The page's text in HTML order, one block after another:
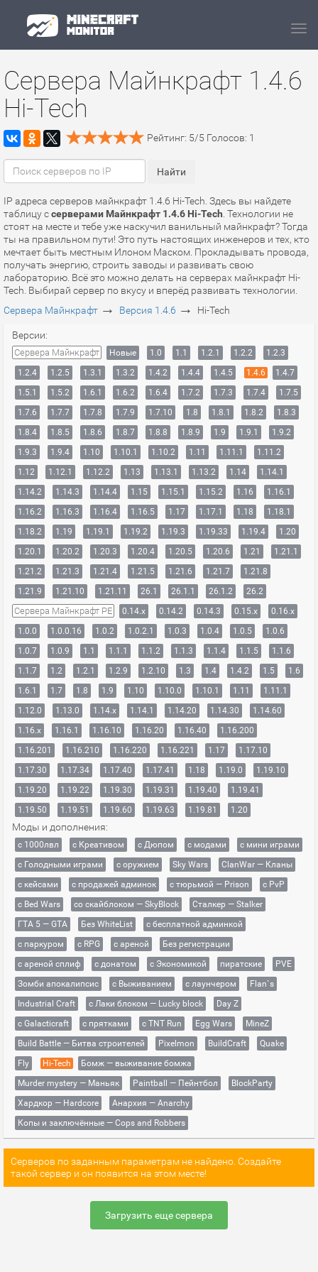
Сервера Майнкрафт 1.4.6
Hi-Tech
Рейтинг: 5/5 Голосов: 1
IP адреса серверов майнкрафт 1.4.6 Hi-Tech. Здесь вы найдете
таблицу ссерверами Майнкрафт 1.4.6 Hi-Tech . Технологии не
стоят на месте и тебе уже наскучил ванильный майнкрафт? Тогда
ты на правильном пути! Это путь настоящих инженеров и тех, кто
мечтает быть местным Илоном Маском. Прокладывать провода,
получать энергию, строить заводы и развивать свою
лабораторию. Всё это можно делать на серверах майнкрафт Hi-
Tech. Выбирай сервер по вкусу и вперёд развивать технологии.
Сервера Майнкрафт → Версия 1.4.6 → Hi-Tech
Версии:
Сервера Майнкрафт Новые 1.0 1.1 1.2.1 1.2.2
1.2.3
1.2.4
1.2.5 1.3.1 1.3.2 1.4.2 1.4.4 1.4.5 1.4.6
1.4.7
1.5.1
1.5.2 1.6.1 1.6.2 1.6.4 1.7.2 1.7.3 1.7.4
1.7.5
1.7.6
1.7.7 1.7.8 1.7.9 1.7.10 1.8 1.8.1 1.8.2
1.8.3
1.8.4
1.8.5 1.8.6 1.8.7 1.8.8 1.8.9 1.9 1.9.1
1.9.2
1.9.3
1.9.4 1.10 1.10.1 1.10.2 1.11 1.11.1
1.11.2
1.12
1.12.1 1.12.2 1.13 1.13.1 1.13.2 1.14
1.14.1
1.14.2
1.14.3 1.14.4 1.15 1.15.1 1.15.2 1.16
1.16.1
1.16.2
1.16.3 1.16.4 1.16.5 1.17 1.17.1 1.18
1.18.1
1.18.2
1.19 1.19.1 1.19.2 1.19.3 1.19.33 1.19.4
1.20
1.20.1
1.20.2 1.20.3 1.20.4 1.20.5 1.20.6 1.21
1.21.1
1.21.2
1.21.3 1.21.4 1.21.5 1.21.6 1.21.7
1.21.8
1.21.9
1.21.10 1.21.11 26.1 26.1.1 26.1.2 26.2
Сервера Майнкрафт PE 0.14.x 0.14.2 0.14.3 0.15.x
0.16.x
1.0.0
1.0.0.16 1.0.2 1.0.2.1 1.0.3 1.0.4 1.0.5
1.0.6
1.0.7
1.0.9 1.1 1.1.1 1.1.2 1.1.3 1.1.4 1.1.5
1.1.6
1.1.7
1.2 1.2.1 1.2.9 1.2.10 1.3 1.4 1.4.2 1.5
1.6
1.6.1
1.7 1.8 1.9 1.10 1.10.0 1.10.1 1.11
1.11.1
1.12.0
1.13.0 1.14.x 1.14.1 1.14.20 1.14.30
1.14.60
1.16.x
1.16.1 1.16.10 1.16.20 1.16.40
1.16.200
1.16.201
1.16.210 1.16.220 1.16.221 1.17
1.17.10
1.17.30
1.17.34 1.17.40 1.17.41 1.18 1.19.0
1.19.10
1.19.20
1.19.22 1.19.30 1.19.31 1.19.40
1.19.41
1.19.50
1.19.51 1.19.60 1.19.63 1.19.81 1.20
Моды и дополнения:
с 1000лвл c Креативом с Дюпом с модами
с мини играми
с Голодными играми
с оружием Sky Wars
ClanWar — Кланы
с кейсами
с продажей админок с тюрьмой — Prison
с PvP
с Bed Wars
со скайблоком — SkyBlock
Сталкер — Stalker
ГТА 5 — GTA
Без WhiteList
с бесплатной админкой
с паркуром
с RPG с ареной
Без регистрации
с ареной сплиф
с донатом с Экономикой пиратские
PVE
Зомби апокалипсис
с Выживанием с лаунчером
Flan`s
Industrial Craft
с Лаки блоком — Lucky block
Day Z
с Galacticraft
с прятками с TNT Run Egg Wars
MineZ
Build Battle — Битва строителей
Pixelmon BuildCraft
Quake
Fly
Hi-Tech
Бомж — выживание бомжа
Murder mystery — Маньяк
Paintball — Пейнтбол
BlockParty
Хардкор — Hardcore
Анархия — Anarchy
Копы и заключённые — Cops and Robbers
Серверов по заданным параметрам не найдено. Создайте
такой сервер и он появится на этом месте!
Загрузить еще сервера